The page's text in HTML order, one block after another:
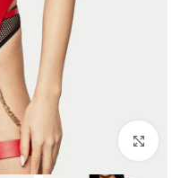
Click to enlarge